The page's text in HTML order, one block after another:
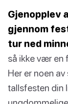
Gjenopplev
gjennom
tur ned
så ikke vær en
Her er noen
tallsfesten din